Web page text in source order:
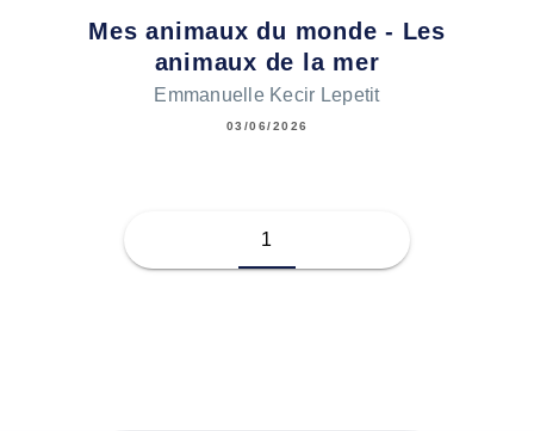
Mes animaux du monde - Les
animaux de la mer
Emmanuelle Kecir Lepetit
03/06/2026
1